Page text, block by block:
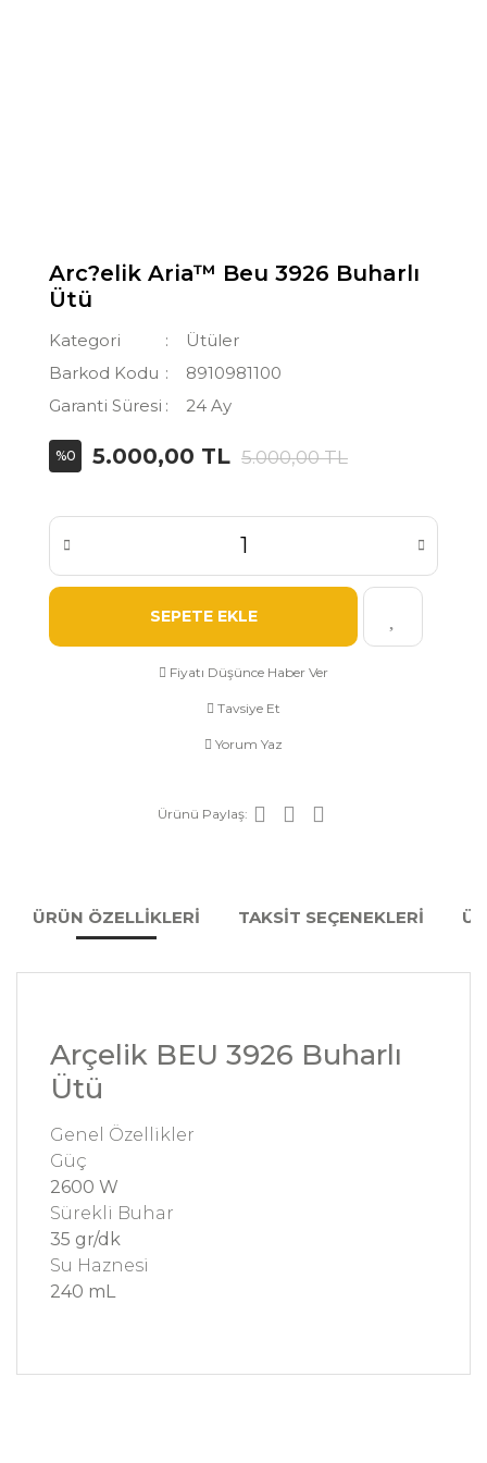
Arc?elik Aria™ Beu 3926 Buharlı
Ütü
Kategori
Ütüler
Barkod Kodu
8910981100
Garanti Süresi
24 Ay
%0 5.000,00 TL 5.000,00 TL
SEPETE EKLE
Fiyatı Düşünce Haber Ver
Tavsiye Et
Yorum Yaz
Ürünü Paylaş:
ÜRÜN ÖZELLİKLERİ TAKSİT SEÇENEKLERİ
Arçelik BEU 3926 Buharlı
Ütü
Genel Özellikler
Güç
2600 W
Sürekli Buhar
35 gr/dk
Su Haznesi
240 mL
ve diğer konularda yetersiz gördüğünüz noktaları